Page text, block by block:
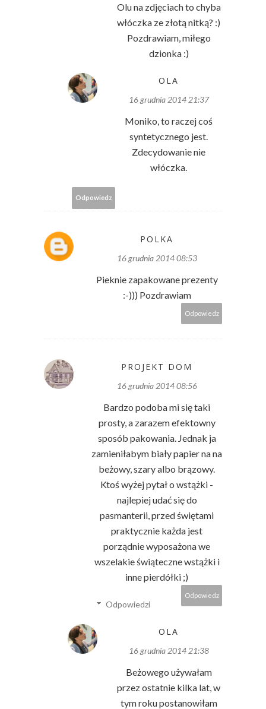
Olu na zdjęciach to chyba
włóczka ze złotą nitką? :)
Pozdrawiam, miłego
dzionka :)
OLA
16 grudnia 2014 21:37
Moniko, to raczej coś
syntetycznego jest.
Zdecydowanie nie
włóczka.
Odpowiedz
POLKA
16 grudnia 2014 08:53
Pieknie zapakowane prezenty
:-))) Pozdrawiam
Odpowiedz
PROJEKT DOM
16 grudnia 2014 08:56
Bardzo podoba mi się taki
prosty, a zarazem efektowny
sposób pakowania. Jednak ja
zamieniłabym biały papier na na
beżowy, szary albo brązowy.
Ktoś wyżej pytał o wstążki -
najlepiej udać się do
pasmanterii, przed świętami
praktycznie każda jest
porządnie wyposażona we
wszelakie świąteczne wstążki i
inne pierdółki ;)
Odpowiedz
Odpowiedzi
OLA
16 grudnia 2014 21:38
Beżowego używałam
przez ostatnie kilka lat, w
tym roku postanowiłam